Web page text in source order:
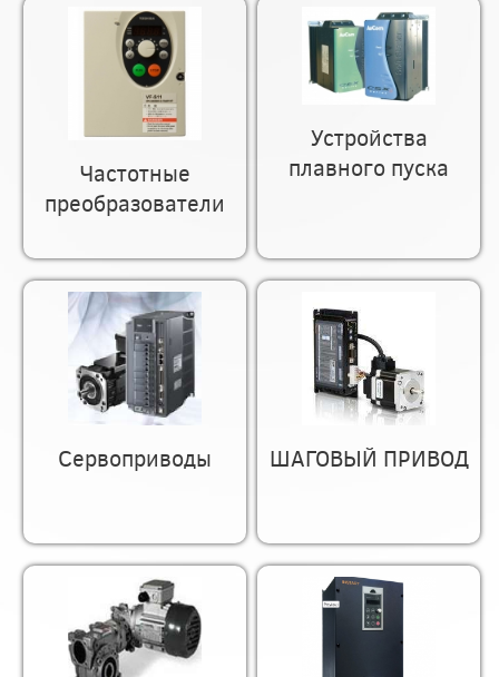
Частотные
преобразователи
Устройства
плавного пуска
Сервоприводы ШАГОВЫЙ ПРИВОД